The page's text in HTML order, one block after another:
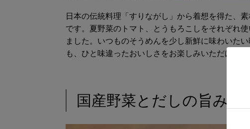
日本の伝統料理「すりながし」から着想を得た、
です。夏野菜のトマト、とうもろこしをそれぞれ
ました。いつものそうめんを少し新鮮に味わいた
も、ひと味違ったおいしさをお楽しみいただけます
国産野菜とだしの旨み